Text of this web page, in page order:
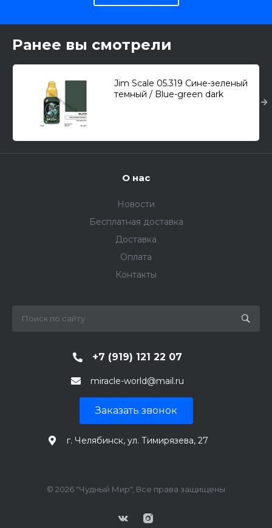
Ранее вы смотрели
Jim Scale 05.319 Сине-зеленый
темный / Blue-green dark
О нас
Новости
Бесплатная доставка
Доставка
Оплата
Контакты
+7 (919) 121 22 07
miracle-world@mail.ru
Заказать звонок
г. Челябинск, ул. Тимирязева, 27
© 2026 "Чудный Мир", Все права защищены